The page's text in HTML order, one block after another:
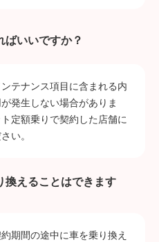
ばいいですか？
テナンス項目に含まれる内
発生しない場合がありま
定額乗りで契約した店舗に
い。
換えることはできます
期間の途中に車を乗り換え